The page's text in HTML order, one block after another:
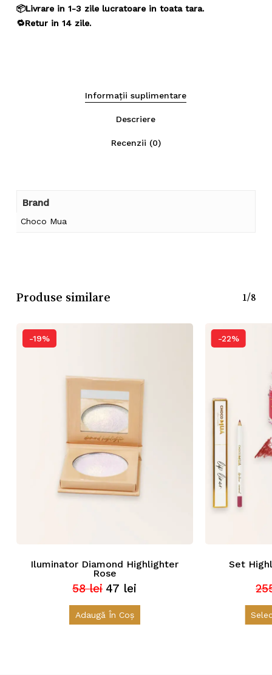
Go To Shop
📦Livrare in 1-3 zile lucratoare in toata tara.
🔁Retur in 14 zile.
Informații suplimentare
Descriere
Recenzii (0)
Brand
Choco Mua
Produse similare 1/8
-19%
Iluminator Diamond Highlighter
Rose
58lei Prețul
a
fost:
47 lei
Adaugă În Coș
-22%
Set